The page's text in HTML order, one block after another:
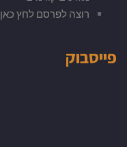
רוצה לפרסם לחץ כאן
פייסבוק